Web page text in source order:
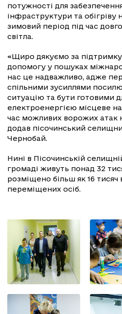
потужності для
інфраструктури та обігріву
зимовий період під час
світла.
«Щиро дякуємо за
допомогу у пошуках
нас це надважливо, адже
спільними зусиллями
ситуацію та бути готовими
електроенергією місцеве
час можливих ворожих атак
додав пісочинський
Чернобай.
Нині в Пісочинській
громаді живуть понад 32
розміщено більш як 16 тисяч
переміщених осіб.